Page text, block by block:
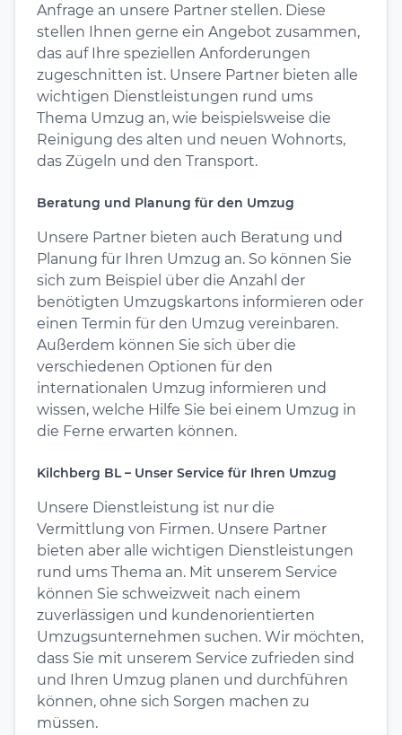
Anfrage an unsere Partner stellen. Diese
stellen Ihnen gerne ein Angebot zusammen,
das auf Ihre speziellen Anforderungen
zugeschnitten ist. Unsere Partner bieten alle
wichtigen Dienstleistungen rund ums
Thema Umzug an, wie beispielsweise die
Reinigung des alten und neuen Wohnorts,
das Zügeln und den Transport.
Beratung und Planung für den Umzug
Unsere Partner bieten auch Beratung und
Planung für Ihren Umzug an. So können Sie
sich zum Beispiel über die Anzahl der
benötigten Umzugskartons informieren oder
einen Termin für den Umzug vereinbaren.
Außerdem können Sie sich über die
verschiedenen Optionen für den
internationalen Umzug informieren und
wissen, welche Hilfe Sie bei einem Umzug in
die Ferne erwarten können.
Kilchberg BL – Unser Service für Ihren Umzug
Unsere Dienstleistung ist nur die
Vermittlung von Firmen. Unsere Partner
bieten aber alle wichtigen Dienstleistungen
rund ums Thema an. Mit unserem Service
können Sie schweizweit nach einem
zuverlässigen und kundenorientierten
Umzugsunternehmen suchen. Wir möchten,
dass Sie mit unserem Service zufrieden sind
und Ihren Umzug planen und durchführen
können, ohne sich Sorgen machen zu
müssen.